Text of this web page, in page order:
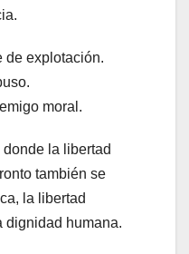
de explotación.
moral.
la libertad
también se
la libertad
dignidad humana.